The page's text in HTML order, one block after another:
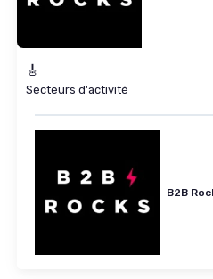
🎸
Secteurs d'activité
B2B